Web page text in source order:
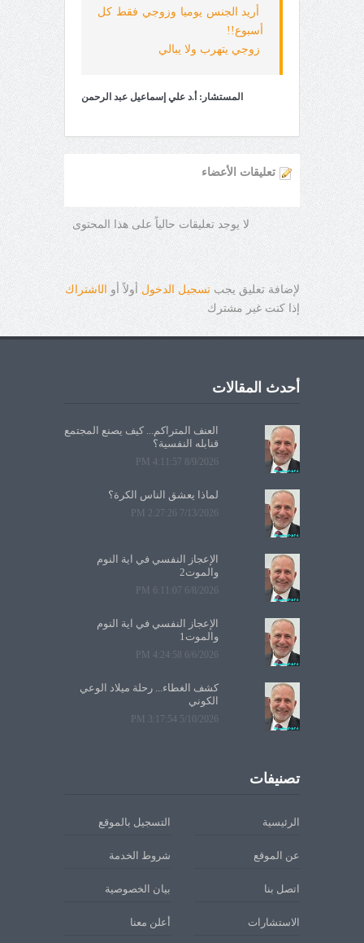
أريد الجنس يوميا وزوجي فقط كل
أسبوع!!
زوجي يتهرب ولا يبالي
المستشار: أ.د علي إسماعيل عبد الرحمن
تعليقات الأعضاء
لا يوجد تعليقات حالياً على هذا المحتوى
لإضافة تعليق يجب تسجيل الدخول أولاً أو الاشتراك
إذا كنت غير مشترك
أحدث المقالات
العنف المتراكم... كيف يصنع المجتمع
قنابله النفسية؟
8/9/2026 4:11:57 PM
لماذا يعشق الناس الكرة؟
7/13/2026 2:27:26 PM
الإعجاز النفسي في آية النوم
والموت2
6/8/2026 6:11:07 PM
الإعجاز النفسي في آية النوم
والموت1
6/6/2026 4:24:58 PM
كشف الغطاء... رحلة ميلاد الوعي
الكوني
5/10/2026 3:17:54 PM
تصنيفات
الرئيسية التسجيل بالموقع
عن الموقع شروط الخدمة
اتصل بنا بيان الخصوصية
الاستشارات أعلن معنا